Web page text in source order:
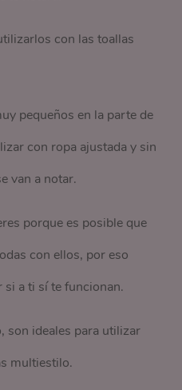
con las toallas
pequeños en la parte de
con ropa ajustada y sin
van a notar.
porque es posible que
con ellos, por eso
si a ti sí te funcionan.
son ideales para utilizar
multiestilo.